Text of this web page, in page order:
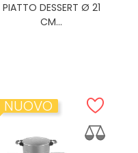
PIATTO DESSERT Ø 21
CM...
NUOVO